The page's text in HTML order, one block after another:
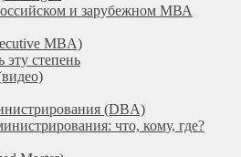
и зарубежном МВА
MBA)
эту степень
(DBА)
что, кому, где?